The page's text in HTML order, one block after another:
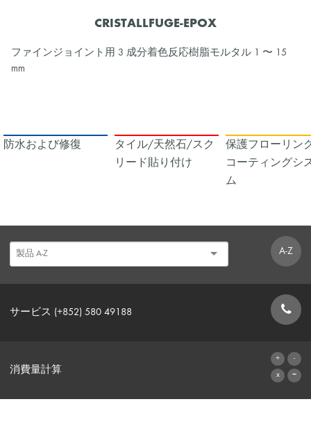
CRISTALLFUGE-EPOX
ファインジョイント用 3 成分着色反応樹脂モルタル 1 〜 15
mm
防水および修復
タイル/天然石/スク
リード貼り付け
保護フローリン
コーティングシ
ム
A-Z
サービス (+852) 580 49188
消費量計算